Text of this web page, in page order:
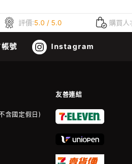
評價:5.0 / 5.0 購買人
號 Instagram
友善連結
含國定假日)